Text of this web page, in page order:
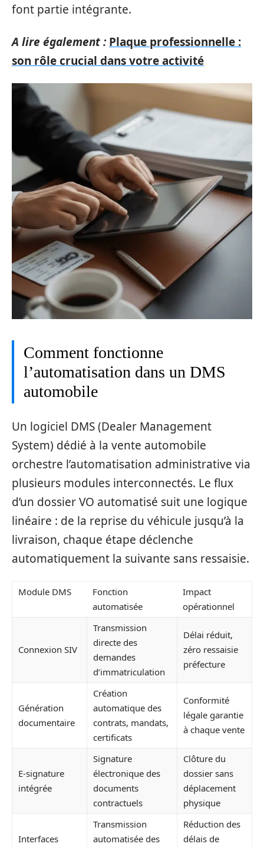
font partie intégrante.
A lire également : Plaque professionnelle :
son rôle crucial dans votre activité
Comment fonctionne
l’automatisation dans un DMS
automobile
Un logiciel DMS (Dealer Management
System) dédié à la vente automobile
orchestre l’automatisation administrative via
plusieurs modules interconnectés. Le flux
d’un dossier VO automatisé suit une logique
linéaire : de la reprise du véhicule jusqu’à la
livraison, chaque étape déclenche
automatiquement la suivante sans ressaisie.
Module DMS
Fonction
automatisée
Impact
opérationnel
Connexion SIV
Transmission
directe des
demandes
d’immatriculation
Délai réduit,
zéro ressaisie
préfecture
Génération
documentaire
Création
automatique des
contrats, mandats,
certificats
Conformité
légale garantie
à chaque vente
E-signature
intégrée
Signature
électronique des
documents
contractuels
Clôture du
dossier sans
déplacement
physique
Interfaces
Transmission
automatisée des
Réduction des
délais de